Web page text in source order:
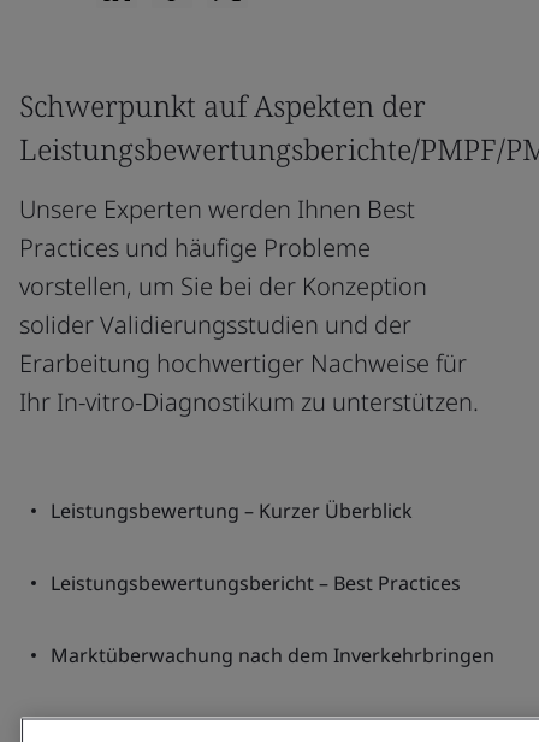
Schwerpunkt auf Aspekten der
Leistungsbewertungsberichte/PMPF/
Unsere Experten werden Ihnen Best
Practices und häufige Probleme
vorstellen, um Sie bei der Konzeption
solider Validierungsstudien und der
Erarbeitung hochwertiger Nachweise für
Ihr In-vitro-Diagnostikum zu unterstützen.
Leistungsbewertung – Kurzer Überblick
Leistungsbewertungsbericht – Best Practices
Marktüberwachung nach dem Inverkehrbringen
PMPF – Sein oder Nichtsein?